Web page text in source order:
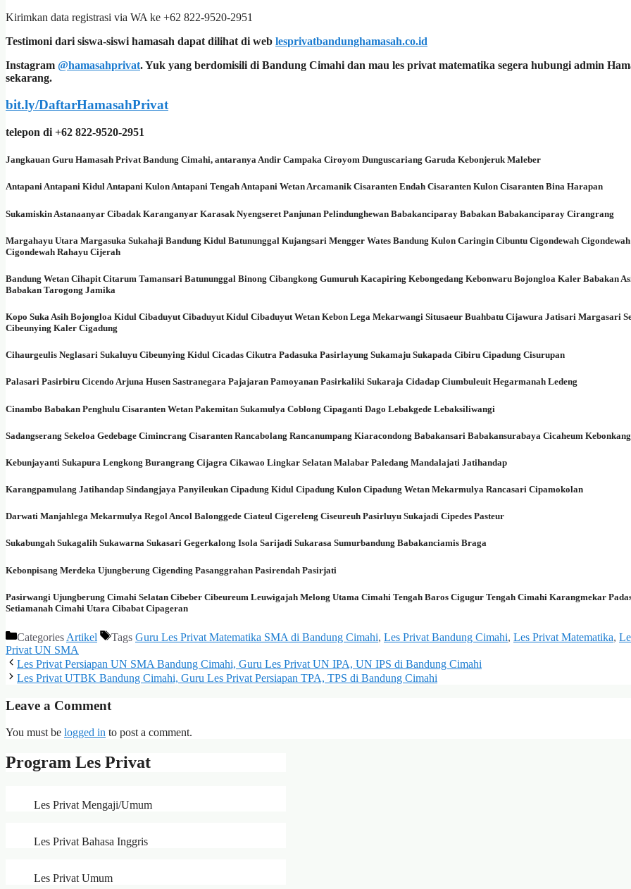
Kirimkan data registrasi via WA ke +62 822-9520-2951
Testimoni dari siswa-siswi hamasah dapat dilihat di web lesprivatbandunghamasah.co.id
Instagram @hamasahprivat. Yuk yang berdomisili di Bandung Cimahi dan mau les privat matematika segera hubungi admin
sekarang.
bit.ly/DaftarHamasahPrivat
telepon di +62 822-9520-2951
Jangkauan Guru Hamasah Privat Bandung Cimahi, antaranya Andir Campaka Ciroyom Dunguscariang Garuda Kebonjeruk Maleber
Antapani Antapani Kidul Antapani Kulon Antapani Tengah Antapani Wetan Arcamanik Cisaranten Endah Cisaranten Kulon Cisaranten Bina Harapan
Sukamiskin Astanaanyar Cibadak Karanganyar Karasak Nyengseret Panjunan Pelindunghewan Babakanciparay Babakan Babakanciparay Cirangrang
Margahayu Utara Margasuka Sukahaji Bandung Kidul Batununggal Kujangsari Mengger Wates Bandung Kulon Caringin Cibuntu Cigondewah
Cigondewah Rahayu Cijerah
Bandung Wetan Cihapit Citarum Tamansari Batununggal Binong Cibangkong Gumuruh Kacapiring Kebongedang Kebonwaru Bojongloa Kaler Babakan
Babakan Tarogong Jamika
Kopo Suka Asih Bojongloa Kidul Cibaduyut Cibaduyut Kidul Cibaduyut Wetan Kebon Lega Mekarwangi Situsaeur Buahbatu Cijawura Jatisari Margasari
Cibeunying Kaler Cigadung
Cihaurgeulis Neglasari Sukaluyu Cibeunying Kidul Cicadas Cikutra Padasuka Pasirlayung Sukamaju Sukapada Cibiru Cipadung Cisurupan
Palasari Pasirbiru Cicendo Arjuna Husen Sastranegara Pajajaran Pamoyanan Pasirkaliki Sukaraja Cidadap Ciumbuleuit Hegarmanah Ledeng
Cinambo Babakan Penghulu Cisaranten Wetan Pakemitan Sukamulya Coblong Cipaganti Dago Lebakgede Lebaksiliwangi
Sadangserang Sekeloa Gedebage Cimincrang Cisaranten Rancabolang Rancanumpang Kiaracondong Babakansari Babakansurabaya Cicaheum
Kebunjayanti Sukapura Lengkong Burangrang Cijagra Cikawao Lingkar Selatan Malabar Paledang Mandalajati Jatihandap
Karangpamulang Jatihandap Sindangjaya Panyileukan Cipadung Kidul Cipadung Kulon Cipadung Wetan Mekarmulya Rancasari Cipamokolan
Darwati Manjahlega Mekarmulya Regol Ancol Balonggede Ciateul Cigereleng Ciseureuh Pasirluyu Sukajadi Cipedes Pasteur
Sukabungah Sukagalih Sukawarna Sukasari Gegerkalong Isola Sarijadi Sukarasa Sumurbandung Babakanciamis Braga
Kebonpisang Merdeka Ujungberung Cigending Pasanggrahan Pasirendah Pasirjati
Pasirwangi Ujungberung Cimahi Selatan Cibeber Cibeureum Leuwigajah Melong Utama Cimahi Tengah Baros Cigugur Tengah Cimahi Karangmekar
Setiamanah Cimahi Utara Cibabat Cipageran
Categories Artikel Tags Guru Les Privat Matematika SMA di Bandung Cimahi, Les Privat Bandung Cimahi, Les Privat Matematika,
Privat UN SMA
Les Privat Persiapan UN SMA Bandung Cimahi, Guru Les Privat UN IPA, UN IPS di Bandung Cimahi
Les Privat UTBK Bandung Cimahi, Guru Les Privat Persiapan TPA, TPS di Bandung Cimahi
Leave a Comment
You must be logged in to post a comment.
Program Les Privat
Les Privat Mengaji/Umum
Les Privat Bahasa Inggris
Les Privat Umum